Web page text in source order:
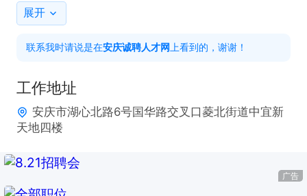
2. 拥有清晰的货品管理能力，熟悉相关流程。
间）
二店地址：集贤南路南园山庄1号楼（麦田美学空间）
（既康服务中心）
展开
联系我时请说是在安庆诚聘人才网 上看到的，谢谢！
工作地址
安庆市湖心北路6号国华路交叉口菱北街道中宜新
天地四楼
广告